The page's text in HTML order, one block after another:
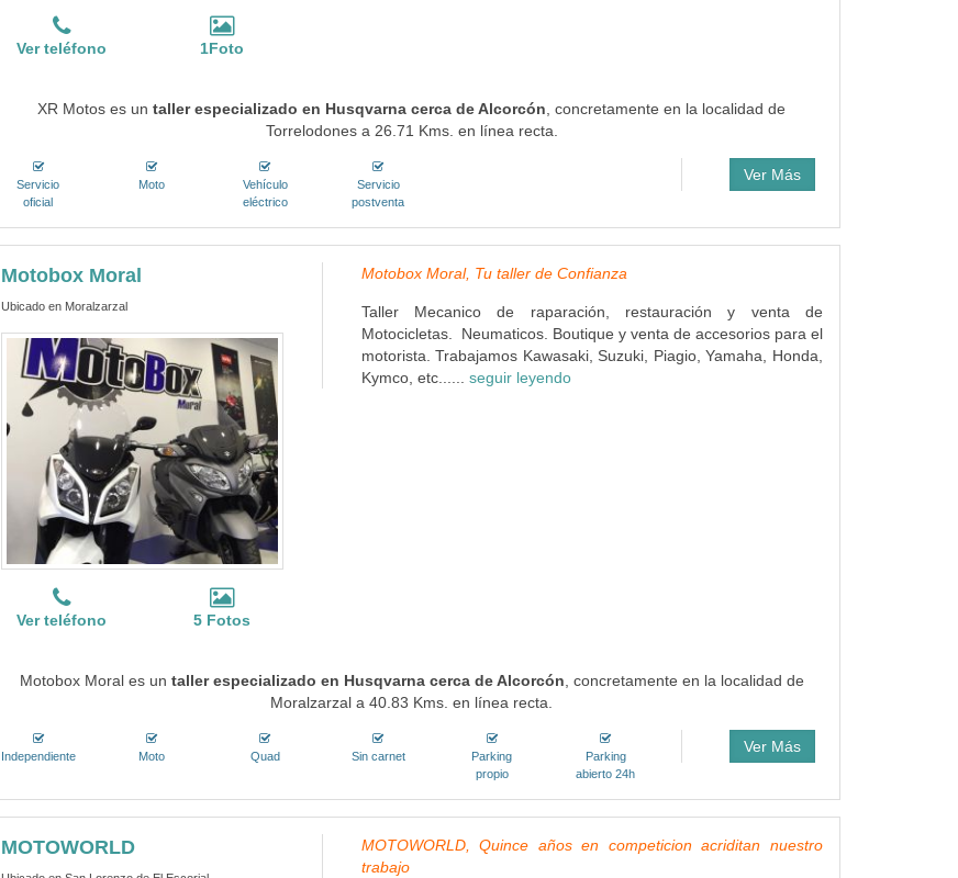
Ver teléfono 1Foto
XR Motos es untaller especializado en Husqvarna cerca de Alcorcón , concretamente en la localidad de
Torrelodones a 26.71 Kms. en línea recta.
Servicio
oficial
Moto
Vehículo
eléctrico
Servicio
postventa
Ver Más
Motobox Moral
Ubicado en Moralzarzal
Ver teléfono 5 Fotos
Motobox Moral, Tu taller de Confianza
Taller Mecanico de raparación, restauración y venta de
Motocicletas. Neumaticos. Boutique y venta de accesorios para el
motorista. Trabajamos Kawasaki, Suzuki, Piagio, Yamaha, Honda,
Kymco, etc...... seguir leyendo
Motobox Moral es un taller especializado en Husqvarna cerca de Alcorcón , concretamente en la localidad de
Moralzarzal a 40.83 Kms. en línea recta.
Independiente Moto Quad Sin carnet
Parking
propio
Parking
abierto 24h
Ver Más
MOTOWORLD
MOTOWORLD, Quince años en competicion acriditan nuestro
trabajo